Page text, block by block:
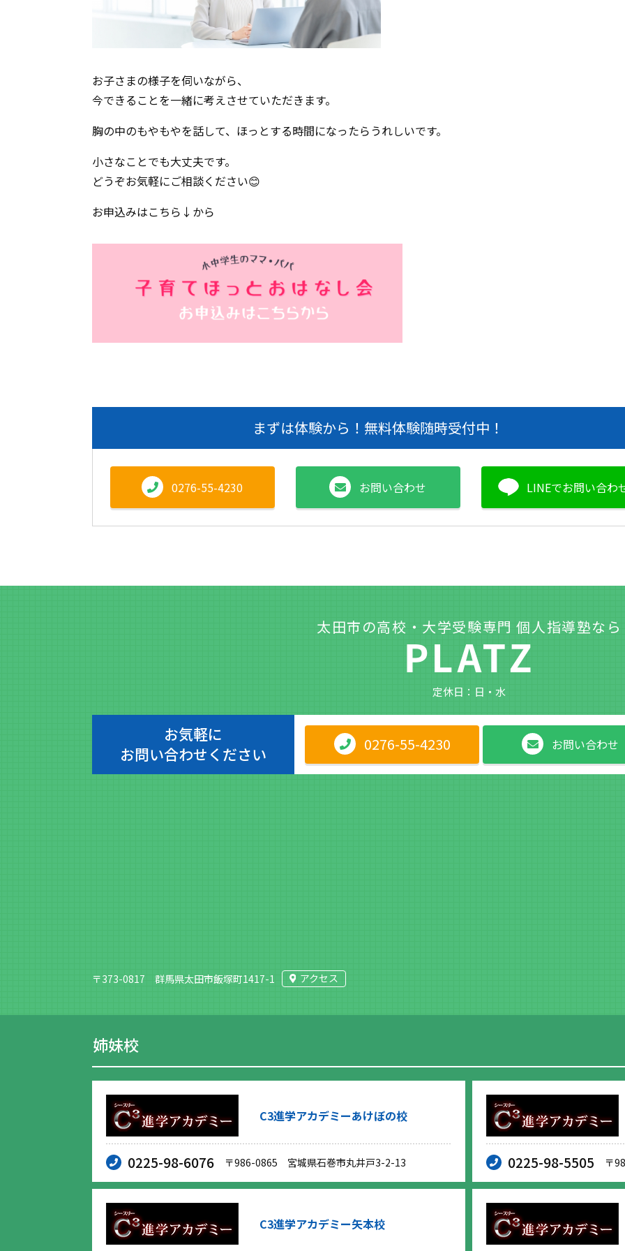
お子さまの様子を伺いながら、
今できることを一緒に考えさせていただきます。
胸の中のもやもやを話して、ほっとする時間になったらうれしいです。
小さなことでも大丈夫です。
どうぞお気軽にご相談ください😊
お申込みはこちら↓から
まずは体験から！無料体験随時受付中！
0276-55-4230 お問い合わせ LINEでお問い合わ
太田市の高校・大学受験専門 個人指導塾なら
定休日：日・水
お気軽に
お問い合わせください
0276-55-4230 お問い合わせ
〒373-0817 群馬県太田市飯塚町1417-1 アクセス
姉妹校
C3進学アカデミーあけぼの校
0225-98-6076 〒986-0865 宮城県石巻市丸井戸3-2-13 0225-98-5505 〒
C3進学アカデミー矢本校